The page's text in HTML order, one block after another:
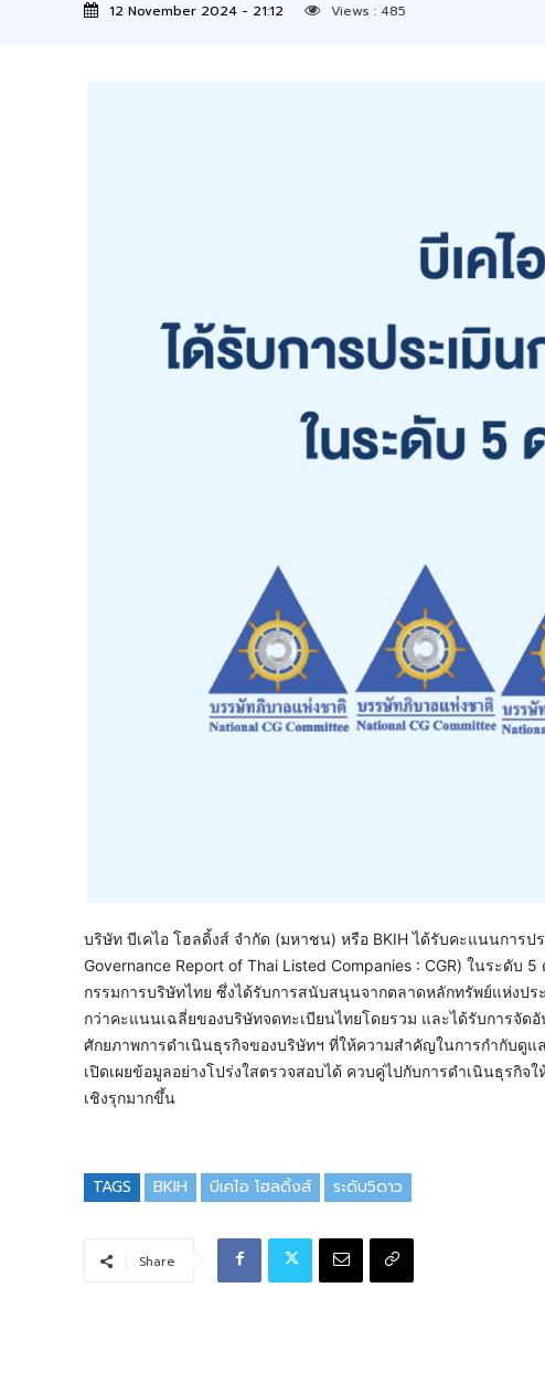
12 November 2024 - 21:12 Views : 485
บริษัท บีเคไอ โฮลดิ้งส์ จำกัด (มหาชน) หรือ BKIH ได้รับคะแนนการ
Governance Report of Thai Listed Companies : CGR) ในระดับ
กรรมการบริษัทไทย ซึ่งได้รับการสนับสนุนจากตลาดหลักทรัพย์แห่งป
กว่าคะแนนเฉลี่ยของบริษัทจดทะเบียนไทยโดยรวม และได้รับการจัด
ศักยภาพการดำเนินธุรกิจของบริษัทฯ ที่ให้ความสำคัญในการกำกับดู
เปิดเผยข้อมูลอย่างโปร่งใสตรวจสอบได้ ควบคู่ไปกับการดำเนินธุรกิ
เชิงรุกมากขึ้น
TAGS BKIH บีเคไอ โฮลดิ้งส์ ระดับ5ดาว
Share